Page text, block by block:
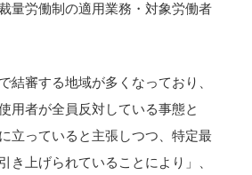
量労働制の適用業務・対象労働者
結審する地域が多くなっており、
用者が全員反対している事態と
立っていると主張しつつ、特定最
上げられていることにより」、